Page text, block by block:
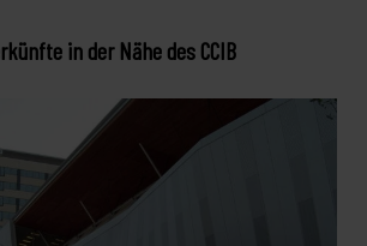
in der Nähe des CCIB